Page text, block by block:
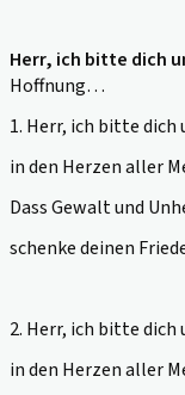
Herr, ich bitte dich
Hoffnung…
1. Herr, ich bitte dich
in den Herzen aller
Dass Gewalt und
schenke deinen
2. Herr, ich bitte dich
in den Herzen aller